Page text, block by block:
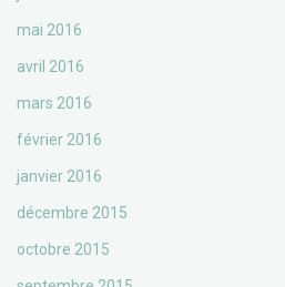
mai 2016
avril 2016
mars 2016
février 2016
janvier 2016
décembre 2015
octobre 2015